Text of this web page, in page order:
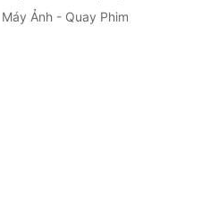
Máy Ảnh - Quay Phim